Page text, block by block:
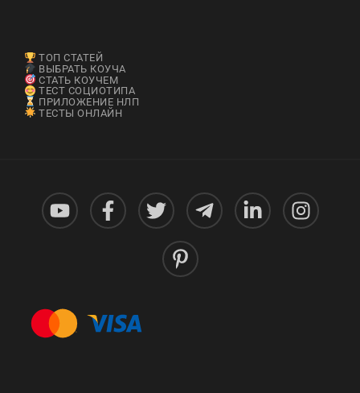
ТОП СТАТЕЙ
ВЫБРАТЬ КОУЧА
СТАТЬ КОУЧЕМ
ТЕСТ СОЦИОТИПА
ПРИЛОЖЕНИЕ НЛП
ТЕСТЫ ОНЛАЙН